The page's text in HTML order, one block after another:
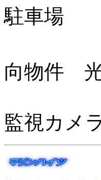
駐車場
向物件
監視カ